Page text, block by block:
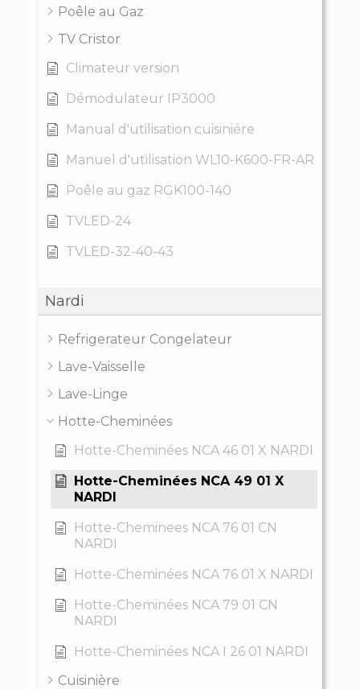
Poêle au Gaz
TV Cristor
Climateur version
Démodulateur IP3000
Manual d'utilisation cuisiniére
Manuel d'utilisation WL10-K600-FR-AR
Poêle au gaz RGK100-140
TVLED-24
TVLED-32-40-43
Nardi
Refrigerateur Congelateur
Lave-Vaisselle
Lave-Linge
Hotte-Cheminées
Hotte-Cheminées NCA 46 01 X NARDI
Hotte-Cheminées NCA 49 01 X
NARDI
Hotte-Cheminees NCA 76 01 CN
NARDI
Hotte-Cheminées NCA 76 01 X NARDI
Hotte-Cheminées NCA 79 01 CN
NARDI
Hotte-Cheminées NCA I 26 01 NARDI
Cuisinière